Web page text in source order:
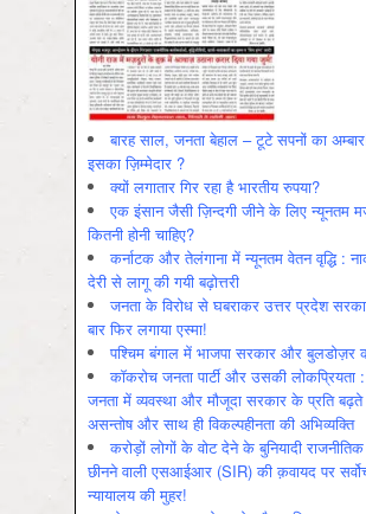
बारह साल, जनता बेहाल – टूटे सपनों का
इसका ज़िम्मेदार ?
क्यों लगातार गिर रहा है भारतीय रुपया?
एक इंसान जैसी ज़िन्दगी जीने के लिए न्यूनतम
कितनी होनी चाहिए?
कर्नाटक और तेलंगाना में न्यूनतम वेतन वृद्धि :
देरी से लागू की गयी बढ़ोत्तरी
जनता के विरोध से घबराकर उत्तर प्रदेश
बार फिर लगाया एस्मा!
पश्चिम बंगाल में भाजपा सरकार और
कॉकरोच जनता पार्टी और उसकी लोकप्रियता :
जनता में व्‍यवस्‍था और मौजूदा सरकार के प्रति
असन्‍तोष और साथ ही विकल्‍पहीनता की अभिव्‍यक्ति
करोड़ों लोगों के वोट देने के बुनियादी
छीनने वाली एसआईआर (SIR) की क़वायद पर
न्यायालय की मुहर!